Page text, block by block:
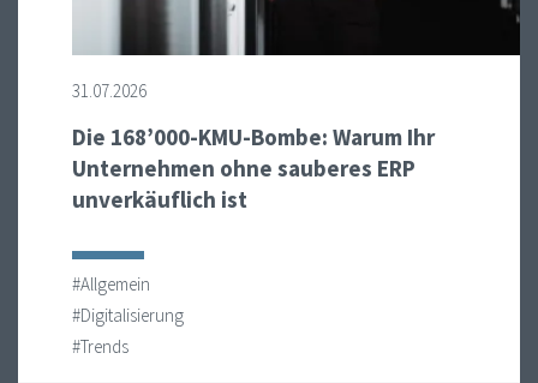
31.07.2026
Die 168’000-KMU-Bombe: Warum Ihr
Unternehmen ohne sauberes ERP
unverkäuflich ist
#Allgemein
#Digitalisierung
#Trends